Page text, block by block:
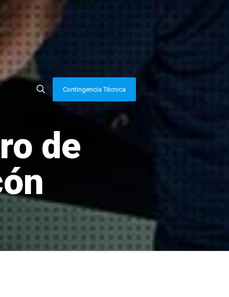
Contingencia Técnica
de